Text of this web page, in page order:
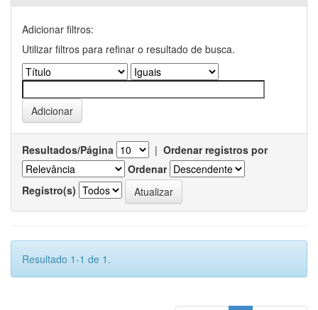
Adicionar filtros:
Utilizar filtros para refinar o resultado de busca.
Resultados/Página | Ordenar registros por
Ordenar
Registro(s)
Resultado 1-1 de 1.